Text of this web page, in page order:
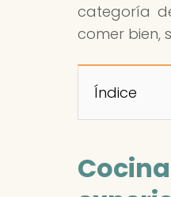
categoría
comer bien,
Índice